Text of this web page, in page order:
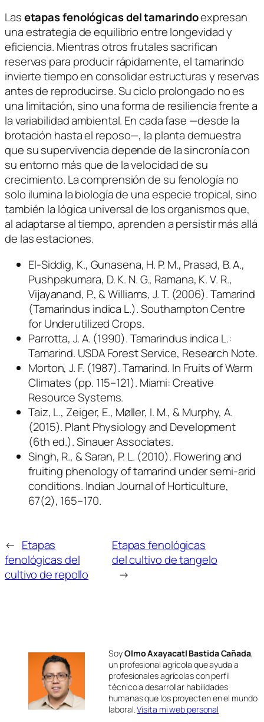
Lasetapas fenológicas del tamarindoexpresan
una estrategia de equilibrio entre longevidad y
eficiencia. Mientras otros frutales sacrifican
reservas para producir rápidamente, el tamarindo
invierte tiempo en consolidar estructuras y reservas
antes de reproducirse. Su ciclo prolongado no es
una limitación, sino una forma de resiliencia frente a
la variabilidad ambiental. En cada fase —desde la
brotación hasta el reposo—, la planta demuestra
que su supervivencia depende de la sincronía con
su entorno más que de la velocidad de su
crecimiento. La comprensión de su fenología no
solo ilumina la biología de una especie tropical, sino
también la lógica universal de los organismos que,
al adaptarse al tiempo, aprenden a persistir más allá
de las estaciones.
El-Siddig, K., Gunasena, H. P. M., Prasad, B. A.,
Pushpakumara, D. K. N. G., Ramana, K. V. R.,
Vijayanand, P., & Williams, J. T. (2006).Tamarind
(Tamarindus indica L.). Southampton Centre
for Underutilized Crops.
Parrotta, J. A. (1990).Tamarindus indica L.:
Tamarind. USDA Forest Service, Research Note.
Morton, J. F. (1987). Tamarind. In Fruits of Warm
Climates (pp. 115–121). Miami: Creative
Resource Systems.
Taiz, L., Zeiger, E., Møller, I. M., & Murphy, A.
(2015). Plant Physiology and Development
(6th ed.). Sinauer Associates.
Singh, R., & Saran, P. L. (2010). Flowering and
fruiting phenology of tamarind under semi-arid
conditions. Indian Journal of Horticulture,
67(2), 165–170.
← Etapas
fenológicas del
cultivo de repollo
Etapas fenológicas
del cultivo de tangelo
→
SoyOlmo Axayacatl Bastida Cañada,
un profesional agrícola que ayuda a
profesionales agrícolas con perfil
técnico a desarrollar habilidades
humanas que los proyecten en el mundo
laboral.Visita mi web personal